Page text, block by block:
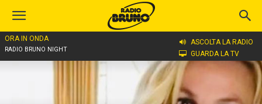
ORA IN ONDA
RADIO BRUNO NIGHT
ASCOLTA LA RADIO
GUARDA LA TV
Home